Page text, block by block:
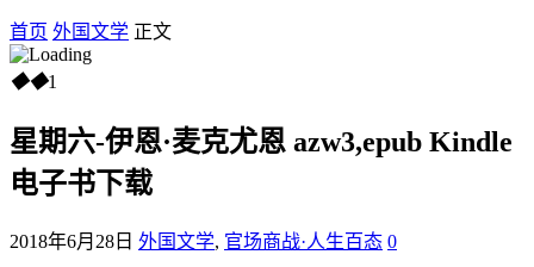
首页 外国文学 正文
◆◆1
星期六-伊恩·麦克尤恩 azw3,epub Kindle
电子书下载
2018年6月28日 外国文学, 官场商战·人生百态 0